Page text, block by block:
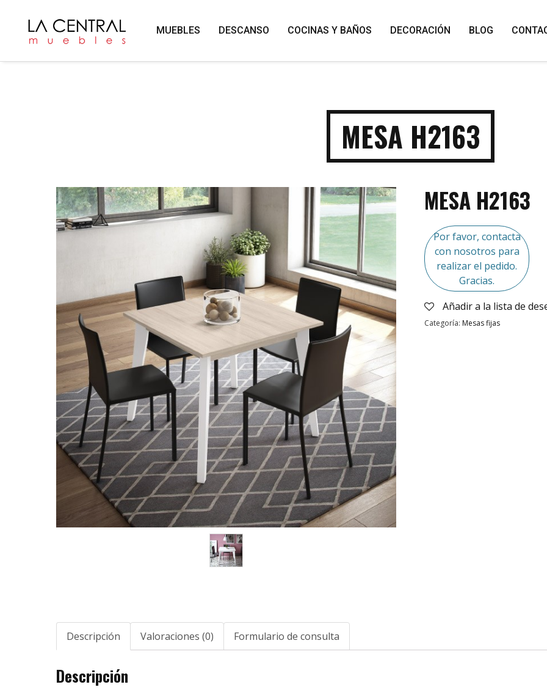
MUEBLES DESCANSO COCINAS Y BAÑOS DECORACIÓN BLOG
MESA H2163
MESA H2163
Por favor, contacta
con nosotros para
realizar el pedido.
Gracias.
Añadir a la lista de
Categoría: Mesas fijas
Descripción Valoraciones (0) Formulario de consulta
Descripción